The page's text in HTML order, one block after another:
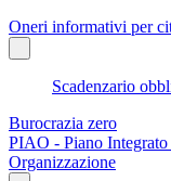
Oneri informativi per
Scadenzario
Burocrazia zero
PIAO - Piano
Organizzazione